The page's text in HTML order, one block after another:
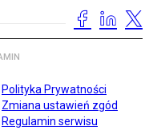
Polityka Prywatności
Zmiana ustawień zgód
Regulamin serwisu